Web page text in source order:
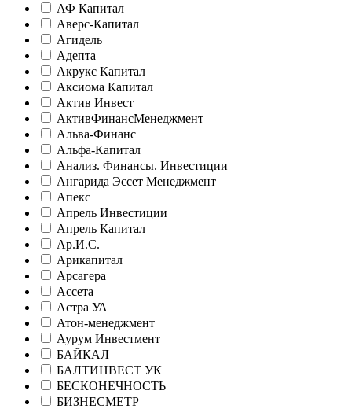
АФ Капитал
Аверс-Капитал
Агидель
Адепта
Акрукс Капитал
Аксиома Капитал
Актив Инвест
АктивФинансМенеджмент
Альва-Финанс
Альфа-Капитал
Анализ. Финансы. Инвестиции
Ангарида Эссет Менеджмент
Апекс
Апрель Инвестиции
Апрель Капитал
Ар.И.С.
Арикапитал
Арсагера
Ассета
Астра УА
Атон-менеджмент
Аурум Инвестмент
БАЙКАЛ
БАЛТИНВЕСТ УК
БЕСКОНЕЧНОСТЬ
БИЗНЕСМЕТР